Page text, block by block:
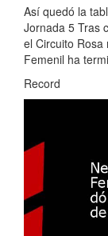
Así quedó la
Jornada 5 Tras
el Circuito
Femenil ha
Record